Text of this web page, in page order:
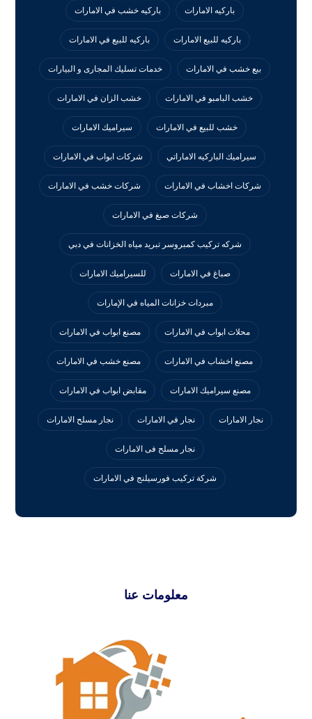
باركيه الامارات باركيه خشب في الامارات
باركيه للبيع الامارات باركيه للبيع في الامارات
بيع خشب في الامارات خدمات تسليك المجارى و البيارات
خشب البامبو في الامارات خشب الزان في الامارات
خشب للبيع في الامارات سيراميك الامارات
سيراميك الباركيه الاماراتي شركات ابواب في الامارات
شركات اخشاب في الامارات شركات خشب في الامارات
شركات صبغ في الامارات
شركه تركيب كمبروسر تبريد مياه الخزانات في دبي
صباغ في الامارات للسيراميك الامارات
مبردات خزانات المياه في الإمارات
محلات ابواب في الامارات مصنع ابواب في الامارات
مصنع اخشاب في الامارات مصنع خشب في الامارات
مصنع سيراميك الامارات مقابض ابواب في الامارات
نجار الامارات نجار في الامارات نجار مسلح الامارات
نجار مسلح فى الامارات
‏شركة تركيب فورسيلنج في الامارات
معلومات عنا